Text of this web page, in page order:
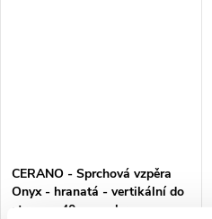
CERANO - Sprchová vzpěra
Onyx - hranatá - vertikální do
stropu - 40 cm - chrom